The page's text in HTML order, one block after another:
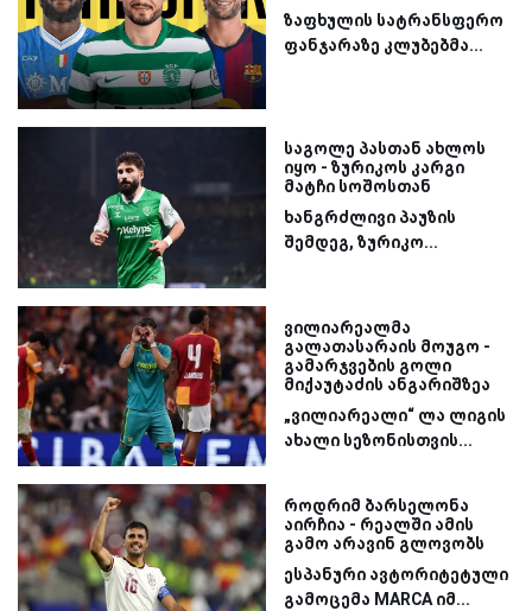
ზაფხულის სატრანსფერო
ფანჯარაზე კლუბებმა...
საგოლე პასთან ახლოს
იყო - ზურიკოს კარგი
მატჩი სოშოსთან
ხანგრძლივი პაუზის
შემდეგ, ზურიკო...
ვილიარეალმა
გალათასარაის მოუგო -
გამარჯვების გოლი
მიქაუტაძის ანგარიშზეა
„ვილიარეალი“ ლა ლიგის
ახალი სეზონისთვის...
როდრიმ ბარსელონა
აირჩია - რეალში ამის
გამო არავინ გლოვობს
ესპანური ავტორიტეტული
გამოცემა MARCA იმ...